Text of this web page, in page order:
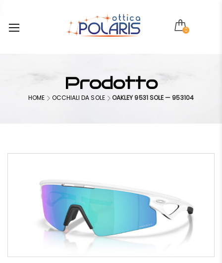
0
Prodotto
HOME OCCHIALI DA SOLE OAKLEY 9531 SOLE — 953104